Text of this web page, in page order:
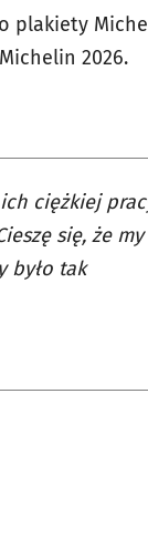
plakiety
2026.
ciężkiej
się, że my
było tak